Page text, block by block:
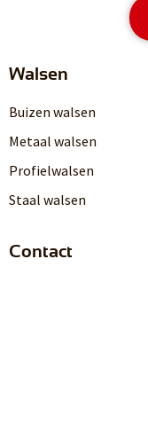
Walsen
Buizen walsen
Metaal walsen
Profielwalsen
Staal walsen
Contact